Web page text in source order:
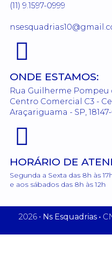
(11) 9.1597-0999
ONDE ESTAMOS:
Rua Guilherme Pompeu
Centro Comercial C3 -
Araçariguama - SP,
HORÁRIO DE
Segunda a Sexta das 8h às
e aos sábados das 8h às 12h
2026 • Ns Esquadrias •